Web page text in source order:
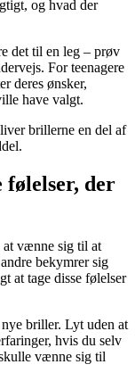
og hvad der
det til en leg – prøv
For teenagere
deres ønsker,
have valgt.
brillerne en del af
følelser, der
at vænne sig til at
bekymrer sig
at tage disse følelser
briller. Lyt uden at
hvis du selv
vænne sig til